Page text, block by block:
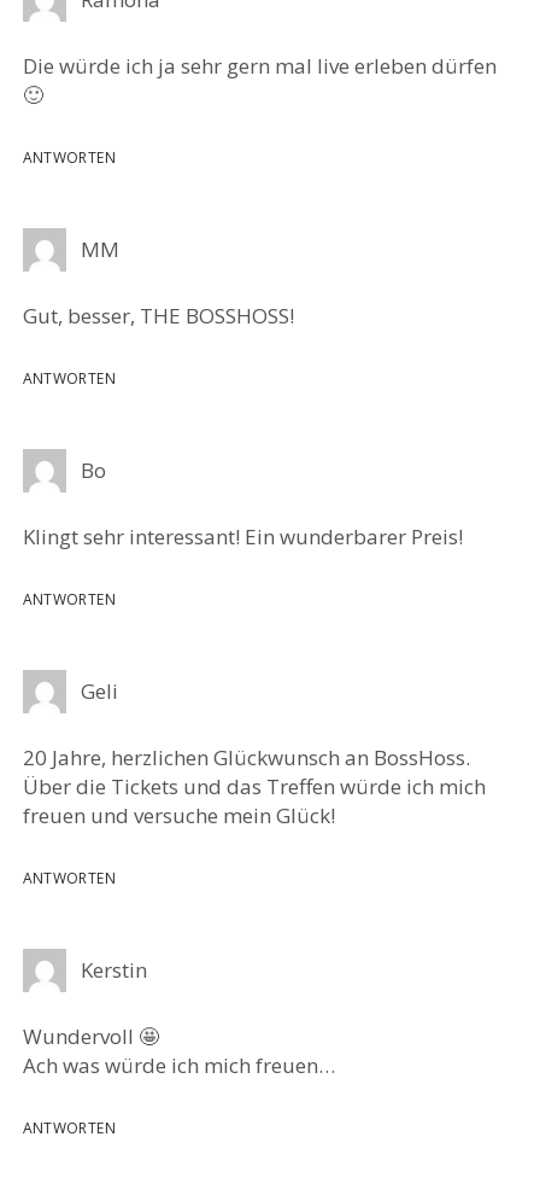
Die würde ich ja sehr gern mal live erleben dürfen
🙂
ANTWORTEN
MM
Gut, besser, THE BOSSHOSS!
ANTWORTEN
Bo
Klingt sehr interessant! Ein wunderbarer Preis!
ANTWORTEN
Geli
20 Jahre, herzlichen Glückwunsch an BossHoss.
Über die Tickets und das Treffen würde ich mich
freuen und versuche mein Glück!
ANTWORTEN
Kerstin
Wundervoll 🤩
Ach was würde ich mich freuen…
ANTWORTEN